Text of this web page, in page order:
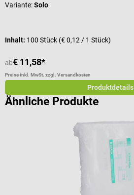
Variante:Solo
Inhalt: 100 Stück (€ 0,12 / 1 Stück)
ab€ 11,58*
Preise inkl. MwSt. zzgl. Versandkosten
Produktdetails
Ähnliche Produkte